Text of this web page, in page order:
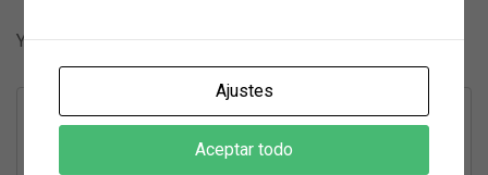
Your Rating
Ajustes
Aceptar todo